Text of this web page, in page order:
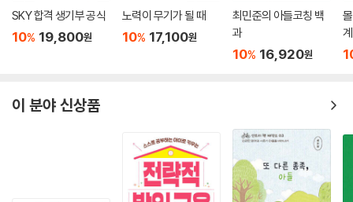
SKY 합격 생기부 공식
10% 19,800원
노력이 무기가 될 때
10% 17,100원
최민준의 아들코칭 백
과
10% 16,920원
계
이 분야 신상품